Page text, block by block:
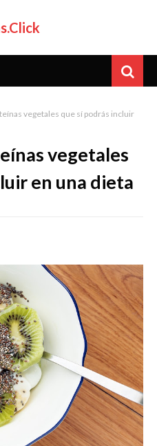
vegetales que sí podrás incluir
vegetales
en una dieta